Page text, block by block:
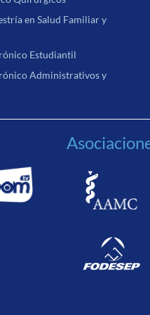
en Salud Familiar y
Estudiantil
Administrativos y